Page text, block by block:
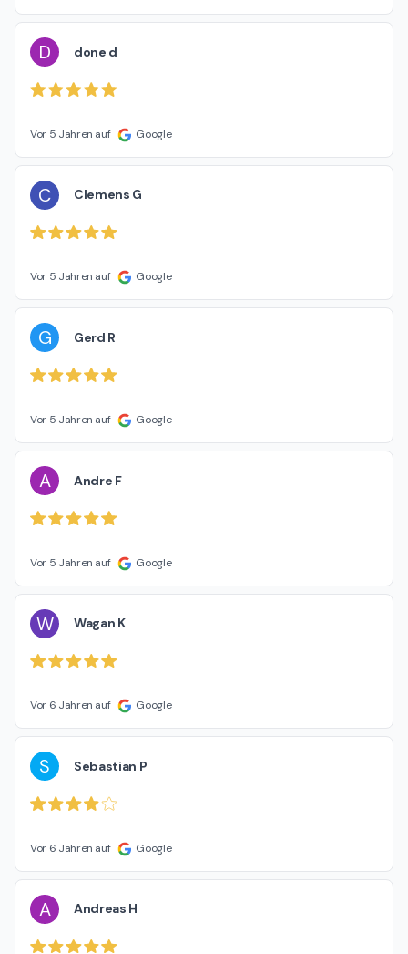
D done d
Vor 5 Jahren auf Google
C Clemens G
Vor 5 Jahren auf Google
G Gerd R
Vor 5 Jahren auf Google
A Andre F
Vor 5 Jahren auf Google
W Wagan K
Vor 6 Jahren auf Google
S Sebastian P
Vor 6 Jahren auf Google
A Andreas H